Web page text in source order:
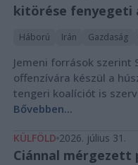
kitörése fenyegeti
Háború Irán Gazdaság
Jemeni források szerint
offenzívára készül a
tengeri koalíciót is
Bővebben...
KÜLFÖLD 2026. július 31.
Ciánnal